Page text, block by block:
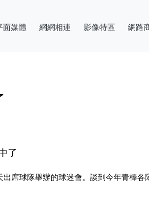
面媒體 網網相連 影像特區 網路
了
席球隊舉辦的球迷會。談到今年青棒